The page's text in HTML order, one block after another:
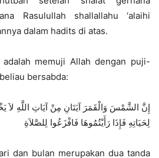
Rasulullah shallallahu ‘alaihi
dalam hadits di atas.
memuji Allah dengan puji-
bersabda:
إِنَّ الشَّمْسَ وَالْقَمَرَ آيَتَانِ مِنْ آيَاتِ اللَّهِ لاَ
لِحَيَاتِهِ فَإِذَا رَأَيْتُمُوهَا فَافْزَعُوا لِلصَّلاَةِ
dan bulan merupakan dua tanda